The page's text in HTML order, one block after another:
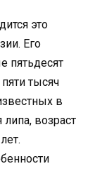
это
Его
пятьдесят
тысяч
в
липа, возраст